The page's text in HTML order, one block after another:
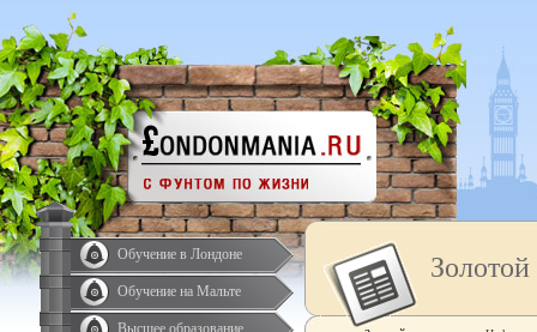
Обучение в Лондоне
Обучение на Мальте
Высшее образование